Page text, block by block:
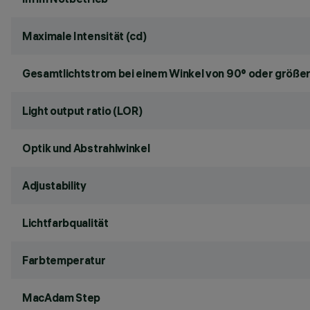
Maximale Intensität (cd)
Gesamtlichtstrom bei einem Winkel von 90° oder
Light output ratio (LOR)
Optik und Abstrahlwinkel
Adjustability
Lichtfarbqualität
Farbtemperatur
MacAdam Step